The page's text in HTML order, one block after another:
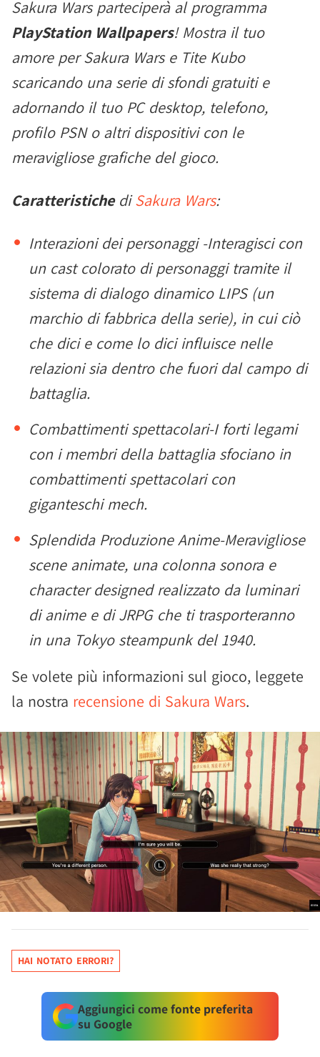
Sakura Wars parteciperà al programma
PlayStation Wallpapers! Mostra il tuo
amore per Sakura Wars e Tite Kubo
scaricando una serie di sfondi gratuiti e
adornando il tuo PC desktop, telefono,
profilo PSN o altri dispositivi con le
meravigliose grafiche del gioco.
Caratteristiche diSakura Wars:
Interazioni dei personaggi -Interagisci con
un cast colorato di personaggi tramite il
sistema di dialogo dinamico LIPS (un
marchio di fabbrica della serie), in cui ciò
che dici e come lo dici influisce nelle
relazioni sia dentro che fuori dal campo di
battaglia.
Combattimenti spettacolari-I forti legami
con i membri della battaglia sfociano in
combattimenti spettacolari con
giganteschi mech.
Splendida Produzione Anime-Meravigliose
scene animate, una colonna sonora e
character designed realizzato da luminari
di anime e di JRPG che ti trasporteranno
in una Tokyo steampunk del 1940.
Se volete più informazioni sul gioco, leggete
la nostra recensione di Sakura Wars.
HAI NOTATO ERRORI?
Aggiungici come fonte preferita
su Google